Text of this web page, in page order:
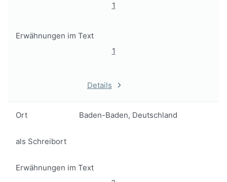
1
Erwähnungen im Text
1
Details
Ort Baden-Baden, Deutschland
als Schreibort
Erwähnungen im Text